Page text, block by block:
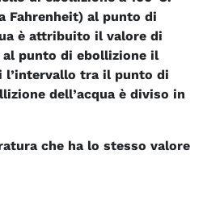
Fahrenheit) al punto di
è attribuito il valore di
al punto di ebollizione il
l’intervallo tra il punto di
dell’acqua è diviso in
che ha lo stesso valore